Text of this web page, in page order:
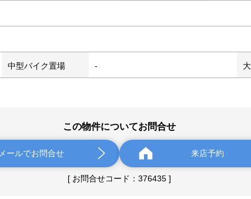
中型バイク置場 -
この物件についてお問合せ
メールでお問合せ 来店予約
[ お問合せコード：376435 ]